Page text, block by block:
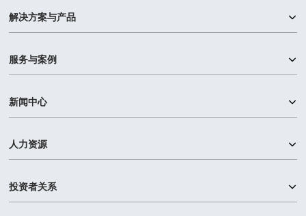
解决方案与产品
服务与案例
新闻中心
人力资源
投资者关系